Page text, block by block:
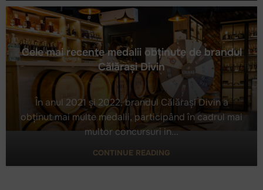
Cele mai recente medalii obținute de brandul
Cele mai recente medalii obținute de brandul
Călărași Divin
În anul 2021 și 2022, brandul Călărași Divin a
obținut mai multe medalii, participând în cadrul mai
multor concursuri in...
CONTINUE READING